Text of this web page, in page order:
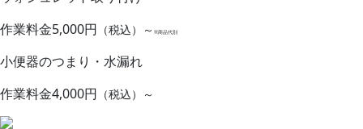
作業料金5,000円 （税込）～ ※商品代別
小便器のつまり・水漏れ
作業料金4,000円 （税込）～